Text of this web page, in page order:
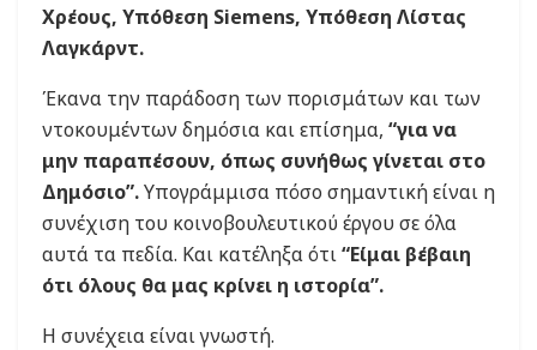
Χρέους, Υπόθεση Siemens, Υπόθεση Λίστας
Λαγκάρντ.
Έκανα την παράδοση των πορισμάτων και των
ντοκουμέντων δημόσια και επίσημα, “για να
μην παραπέσουν, όπως συνήθως γίνεται στο
Δημόσιο”.Υπογράμμισα πόσο σημαντική είναι η
συνέχιση του κοινοβουλευτικού έργου σε όλα
αυτά τα πεδία. Και κατέληξα ότι“Είμαι βέβαιη
ότι όλους θα μας κρίνει η ιστορία”.
Η συνέχεια είναι γνωστή.